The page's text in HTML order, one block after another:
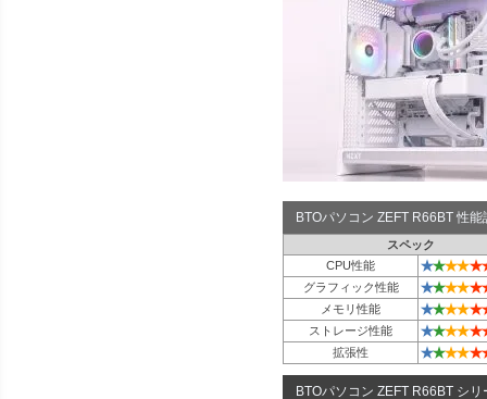
BTOパソコン ZEFT R66BT 性
スペック
CPU性能
★★★★★
グラフィック性能 ★★★★★
メモリ性能 ★★★★★
ストレージ性能 ★★★★★
拡張性 ★★★★★
BTOパソコン ZEFT R66BT シリ